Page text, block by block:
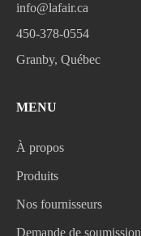
info@lafair.ca
450-378-0554
Granby, Québec
MENU
À propos
Produits
Nos fournisseurs
Demande de soumission